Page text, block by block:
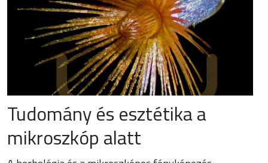
Tudomány és esztétika a
mikroszkóp alatt